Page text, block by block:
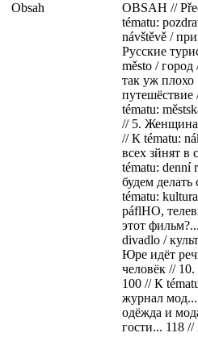
Obsah
OBSAH //
tématu:
návštěvě /
Русские
město /
так уж плохо
tématu:
// 5.
// К tématu:
всех зйнят в
tématu:
будем
tématu:
páflHO,
этот
divadlo /
Юре идёт
человёк //
100 // К
журнал мод...
одёжда и
гости... 118